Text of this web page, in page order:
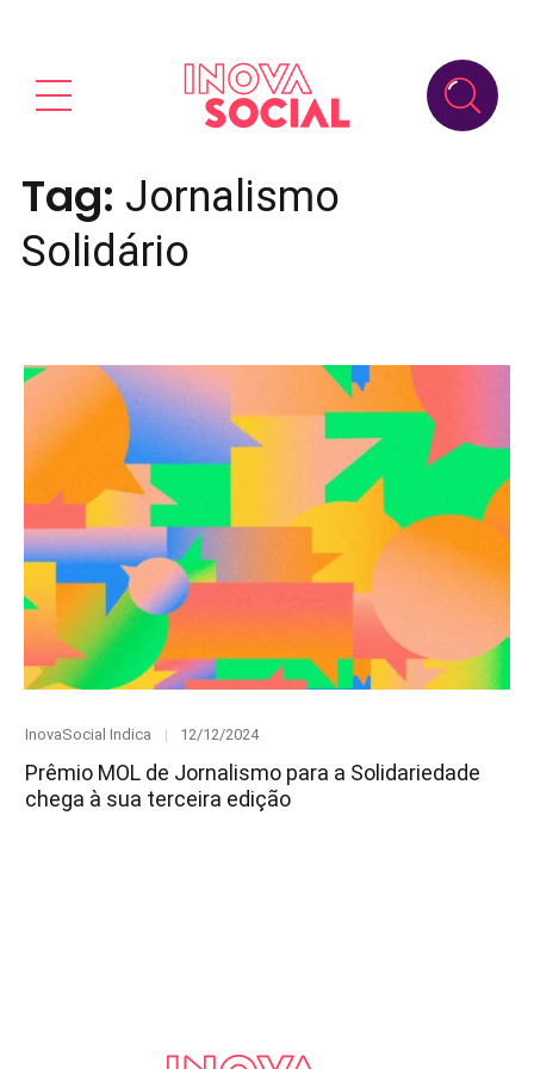
Tag: Jornalismo
Solidário
Category
InovaSocial Indica
Posted
12/12/2024
Prêmio MOL de Jornalismo para a Solidariedade
chega à sua terceira edição